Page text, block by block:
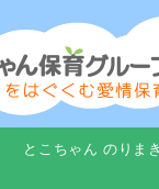
とこちゃん のりま